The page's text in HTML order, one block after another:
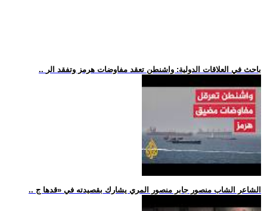
.. باحث في العلاقات الدولية: واشنطن تعقد مفاوضات هرمز وتفقد الر
.. الشاعر الشاب منصور جابر منصور المري يشارك بقصيدته في «قدها ج